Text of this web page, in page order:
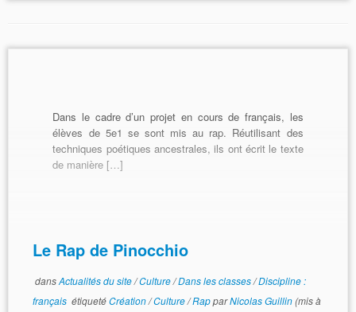
Dans le cadre d’un projet en cours de français, les
élèves de 5e1 se sont mis au rap. Réutilisant des
techniques poétiques ancestrales, ils ont écrit le texte
de manière […]
Le Rap de Pinocchio
dansActualités du site/Culture/Dans les classes/Discipline :
français étiquetéCréation/Culture/RapparNicolas Guillin(mis à